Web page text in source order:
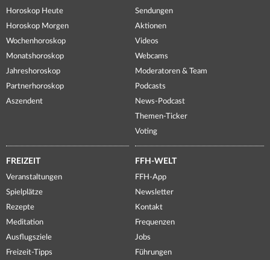
Horoskop Heute
Horoskop Morgen
Wochenhoroskop
Monatshoroskop
Jahreshoroskop
Partnerhoroskop
Aszendent
Sendungen
Aktionen
Videos
Webcams
Moderatoren & Team
Podcasts
News-Podcast
Themen-Ticker
Voting
FREIZEIT
Veranstaltungen
Spielplätze
Rezepte
Meditation
Ausflugsziele
Freizeit-Tipps
FFH-WELT
FFH-App
Newsletter
Kontakt
Frequenzen
Jobs
Führungen